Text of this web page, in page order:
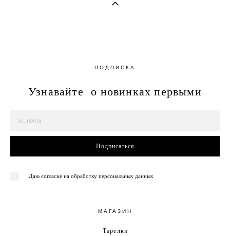
ПОДПИСКА
Узнавайте о новинках первыми
Подписаться
Даю согласие на обработку персональных данных
МАГАЗИН
Тарелки